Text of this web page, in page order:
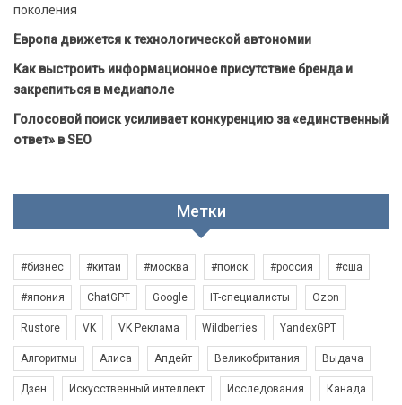
поколения
Европа движется к технологической автономии
Как выстроить информационное присутствие бренда и
закрепиться в медиаполе
Голосовой поиск усиливает конкуренцию за «единственный
ответ» в SEO
Метки
#бизнес #китай #москва #поиск #россия #сша
#япония ChatGPT Google IT-специалисты Ozon
Rustore VK VK Реклама Wildberries YandexGPT
Алгоритмы Алиса Апдейт Великобритания Выдача
Дзен Искусственный интеллект Исследования Канада